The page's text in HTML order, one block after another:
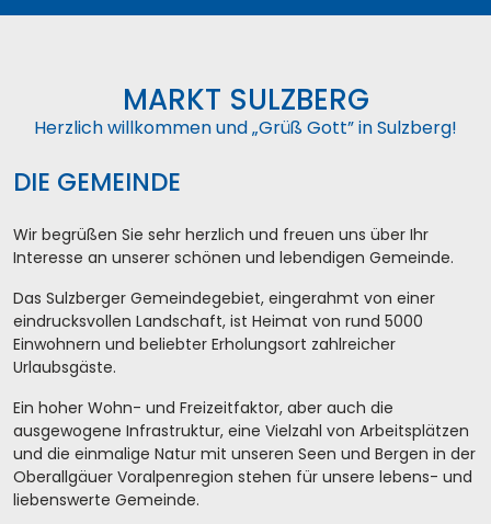
MARKT SULZBERG
Herzlich willkommen und „Grüß Gott” in Sulzberg!
DIE GEMEINDE
Wir begrüßen Sie sehr herzlich und freuen uns über Ihr
Interesse an unserer schönen und lebendigen Gemeinde.
Das Sulzberger Gemeindegebiet, eingerahmt von einer
eindrucksvollen Landschaft, ist Heimat von rund 5000
Einwohnern und beliebter Erholungsort zahlreicher
Urlaubsgäste.
Ein hoher Wohn- und Freizeitfaktor, aber auch die
ausgewogene Infrastruktur, eine Vielzahl von Arbeitsplätzen
und die einmalige Natur mit unseren Seen und Bergen in der
Oberallgäuer Voralpenregion stehen für unsere lebens- und
liebenswerte Gemeinde.